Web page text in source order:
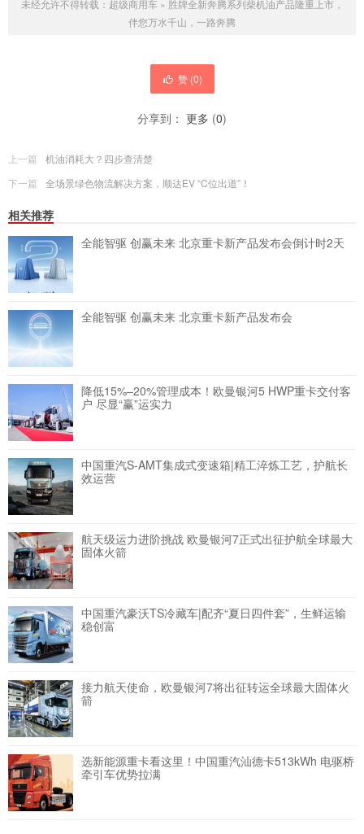
未经允许不得转载： 超级商用车» 胜牌全新奔腾系列柴机油产品隆重上市，
伴您万水千山，一路奔腾
赞 (0)
分享到： 更多 (0)
上一篇
机油消耗大？四步查清楚
下一篇
全场景绿色物流解决方案，顺达EV “C位出道”！
相关推荐
全能智驱 创赢未来 北京重卡新产品发布会倒计时2天
全能智驱 创赢未来 北京重卡新产品发布会
降低15%–20%管理成本！欧曼银河5 HWP重卡交付客
户 尽显“赢”运实力
中国重汽S-AMT集成式变速箱|精工淬炼工艺，护航长
效运营
航天级运力进阶挑战 欧曼银河7正式出征护航全球最大
固体火箭
中国重汽豪沃TS冷藏车|配齐“夏日四件套”，生鲜运输
稳创富
接力航天使命，欧曼银河7将出征转运全球最大固体火
箭
选新能源重卡看这里！中国重汽汕德卡513kWh 电驱桥
牵引车优势拉满